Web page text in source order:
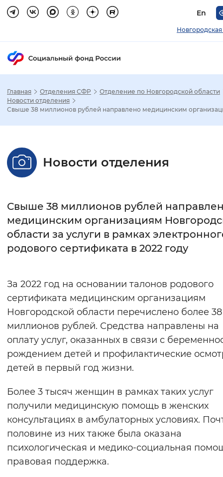
En
Новгородская
Настройка режима отображения
Стандартный Увеличенный
С засечками
Интервал между буквами
Цвет сайта
Монохромный Инверсивный
Синий фон
Изображения
Включены
Воспроизвести Остановить
Вернуть стандартные настройки
Главная Отделения СФР
Отделение по Новгородской области
Новости отделения
Свыше 38 миллионов рублей направлено медицинским
Новости отделения
Свыше 38 миллионов рублей
медицинским организациям
области за услуги в рамках
родового сертификата в 2022 году
За 2022 год на основании талонов родового
сертификата медицинским организациям
Новгородской области перечислено более 38
миллионов рублей. Средства направлены на
оплату услуг, оказанных в связи с
рождением детей и профилактические
детей в первый год жизни.
Более 3 тысяч женщин в рамках таких услуг
получили медицинскую помощь в женских
консультациях в амбулаторных условиях.
половине из них также была оказана
психологическая и медико-социальная
правовая поддержка.